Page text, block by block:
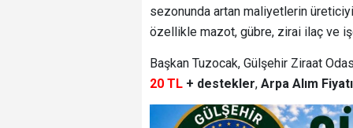
sezonunda artan maliyetlerin
özellikle mazot, gübre, zirai ilaç ve
Başkan Tuzocak, Gülşehir Ziraat
20 TL+ destekler, Arpa Alım